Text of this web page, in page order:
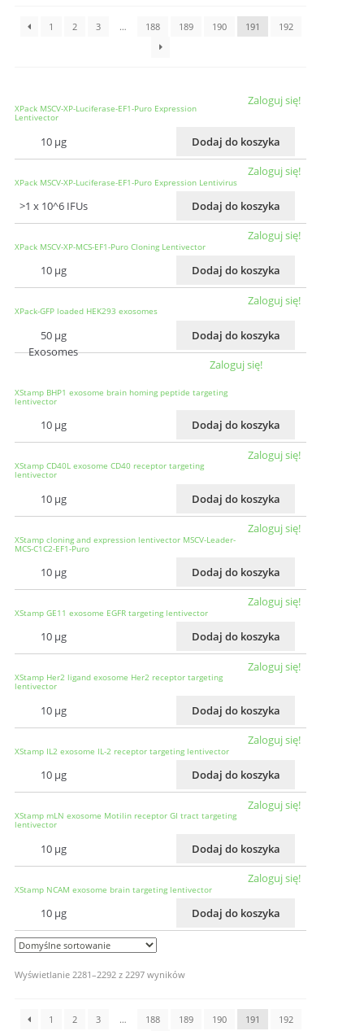
1 2 3 … 188 189 190 191 192
XPack MSCV-XP-Luciferase-EF1-Puro Expression
Lentivector
10 µg
Zaloguj się!
Dodaj do koszyka
XPack MSCV-XP-Luciferase-EF1-Puro Expression Lentivirus
>1 x 10^6 IFUs
Zaloguj się!
Dodaj do koszyka
XPack MSCV-XP-MCS-EF1-Puro Cloning Lentivector
10 µg
Zaloguj się!
Dodaj do koszyka
XPack-GFP loaded HEK293 exosomes
50 µg
Exosomes
Zaloguj się!
Dodaj do koszyka
XStamp BHP1 exosome brain homing peptide targeting
lentivector
10 µg
Zaloguj się!
Dodaj do koszyka
XStamp CD40L exosome CD40 receptor targeting
lentivector
10 µg
Zaloguj się!
Dodaj do koszyka
XStamp cloning and expression lentivector MSCV-Leader-
MCS-C1C2-EF1-Puro
10 µg
Zaloguj się!
Dodaj do koszyka
XStamp GE11 exosome EGFR targeting lentivector
10 µg
Zaloguj się!
Dodaj do koszyka
XStamp Her2 ligand exosome Her2 receptor targeting
lentivector
10 µg
Zaloguj się!
Dodaj do koszyka
XStamp IL2 exosome IL-2 receptor targeting lentivector
10 µg
Zaloguj się!
Dodaj do koszyka
XStamp mLN exosome Motilin receptor GI tract targeting
lentivector
10 µg
Zaloguj się!
Dodaj do koszyka
XStamp NCAM exosome brain targeting lentivector
10 µg
Zaloguj się!
Dodaj do koszyka
Wyświetlanie 2281–2292 z 2297 wyników
1 2 3 … 188 189 190 191 192